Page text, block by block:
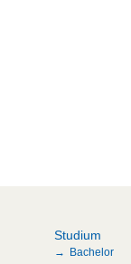
Studium
Bachelor